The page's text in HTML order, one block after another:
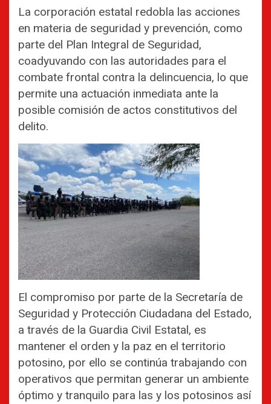
La corporación estatal redobla las acciones
en materia de seguridad y prevención, como
parte del Plan Integral de Seguridad,
coadyuvando con las autoridades para el
combate frontal contra la delincuencia, lo que
permite una actuación inmediata ante la
posible comisión de actos constitutivos del
delito.
El compromiso por parte de la Secretaría de
Seguridad y Protección Ciudadana del Estado,
a través de la Guardia Civil Estatal, es
mantener el orden y la paz en el territorio
potosino, por ello se continúa trabajando con
operativos que permitan generar un ambiente
óptimo y tranquilo para las y los potosinos así